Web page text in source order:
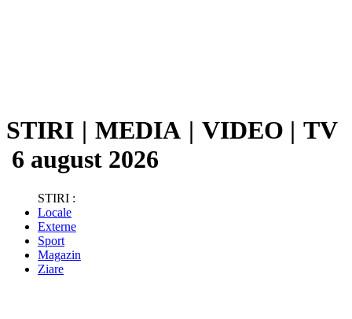
STIRI | MEDIA | VIDEO | TV
6 august 2026
STIRI :
Locale
Externe
Sport
Magazin
Ziare